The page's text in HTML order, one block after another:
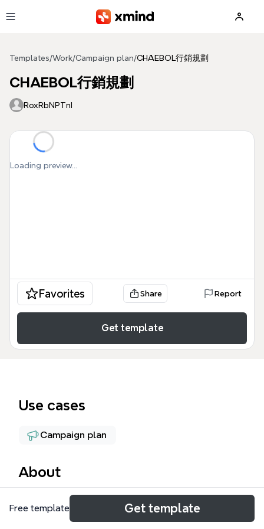
Templates/Work/Campaign plan/CHAEBOL行銷規劃
CHAEBOL行銷規劃
RoxRbNPTnI
Loading preview...
Favorites Share Report
Get template
Use cases
Campaign plan
About
這份 CHAEBOL行銷規劃 範本為區塊鏈與 NFT 項目提
供了完整的市場佈局框架，涵蓋了從目標受眾分析到技
Free template Get template